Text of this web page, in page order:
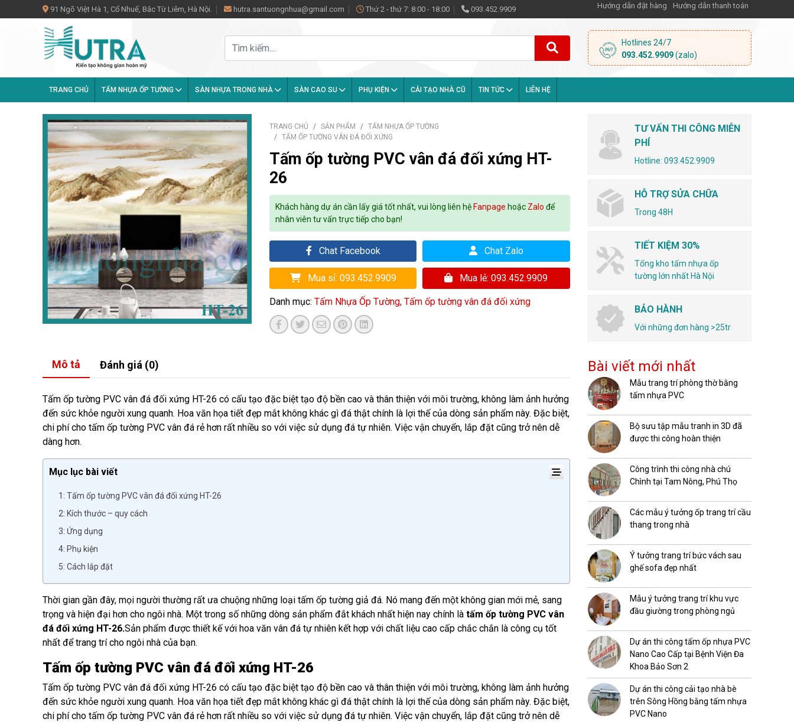
91 Ngõ Việt Hà 1, Cổ Nhuế, Bắc Từ Liêm, Hà Nội. hutra.santuongnhua@gmail.com Thứ 2 - thứ 7: 8:00 - 18:00 093.452.9909 Hướng dẫn đặt hàng Hướng dẫn thanh toán
Hotlines 24/7
093.452.9909(zalo)
TRANG CHỦ TẤM NHỰA ỐP TƯỜNG SÀN NHỰA TRONG NHÀ SÀN CAO SU PHỤ KIỆN CẢI TẠO NHÀ CŨ TIN TỨC LIÊN HỆ
TRANG CHỦ SẢN PHẨM
TẤM NHỰA ỐP TƯỜNG
TẤM ỐP TƯỜNG VÂN ĐÁ ĐỐI XỨNG
Tấm ốp tường PVC vân đá đối xứng HT-
26
Khách hàng dự án cần lấy giá tốt nhất, vui lòng liên hệ Fanpage hoặc Zalo để
nhân viên tư vấn trực tiếp cho bạn!
Chat Facebook Chat Zalo
Mua sỉ: 093.452.9909 Mua lẻ: 093.452.9909
Danh mục:Tấm Nhựa Ốp Tường,Tấm ốp tường vân đá đối xứng
Mô tả Đánh giá (0)
Tấm ốp tường PVC vân đá đối xứng HT-26 có cấu tạo đặc biệt tạo độ bền cao và thân thiện với môi trường, không làm ảnh hưởng
đến sức khỏe người xung quanh. Hoa văn họa tiết đẹp mắt không khác gì đá thật chính là lợi thế của dòng sản phẩm này. Đặc biệt,
chi phí cho tấm ốp tường PVC vân đá rẻ hơn rất nhiều so với việc sử dụng đá tự nhiên. Việc vận chuyển, lắp đặt cũng trở nên dễ
dàng hơn.
Mục lục bài viết
1: Tấm ốp tường PVC vân đá đối xứng HT-26
2: Kích thước – quy cách
3: Ứng dụng
4: Phụ kiện
5: Cách lắp đặt
Thời gian gần đây, mọi người thường rất ưa chuộng những loại tấm ốp tường giả đá. Nó mang đến một không gian mới mẻ, sang
trọng và hiện đại hơn cho ngôi nhà. Một trong số những dòng sản phẩm đắt khách nhất hiện nay chính là tấm ốp tường PVC vân
đá đối xứng HT-26.Sản phẩm được thiết kế với hoa văn vân đá tự nhiên kết hợp với chất liệu cao cấp chắc chắn là công cụ tốt
nhất để trang trí cho ngôi nhà của bạn.
Tấm ốp tường PVC vân đá đối xứng HT-26
Tấm ốp tường PVC vân đá đối xứng HT-26 có cấu tạo đặc biệt tạo độ bền cao và thân thiện với môi trường, không làm ảnh hưởng
đến sức khỏe người xung quanh. Hoa văn họa tiết đẹp mắt không khác gì đá thật chính là lợi thế của dòng sản phẩm này. Đặc biệt,
chi phí cho tấm ốp tường PVC vân đá rẻ hơn rất nhiều so với việc sử dụng đá tự nhiên. Việc vận chuyển, lắp đặt cũng trở nên dễ
TƯ VẤN THI CÔNG MIỄN
PHÍ
Hotline: 093.452.9909
HỖ TRỢ SỬA CHỮA
Trong 48H
TIẾT KIỆM 30%
Tổng kho tấm nhựa ốp
tường lớn nhất Hà Nội
BẢO HÀNH
Với những đơn hàng >25tr
Bài viết mới nhất
Mẫu trang trí phòng thờ bằng
tấm nhựa PVC
Bộ sưu tập mẫu tranh in 3D đã
được thi công hoàn thiện
Công trình thi công nhà chú
Chình tại Tam Nông, Phú Thọ
Các mẫu ý tưởng ốp trang trí cầu
thang trong nhà
Ý tưởng trang trí bức vách sau
ghế sofa đẹp nhất
Mẫu ý tưởng trang trí khu vực
đầu giường trong phòng ngủ
Dự án thi công tấm ốp nhựa PVC
Nano Cao Cấp tại Bệnh Viện Đa
Khoa Bảo Sơn 2
Dự án thi công cải tạo nhà bè
trên Sông Hồng bằng tấm nhựa
PVC Nano